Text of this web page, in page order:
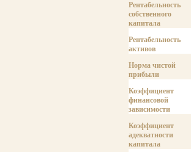
Рентабельность
собственного
капитала
Рентабельность
активов
Норма чистой
прибыли
Коэффициент
финансовой
зависимости
Коэффициент
адекватности
капитала